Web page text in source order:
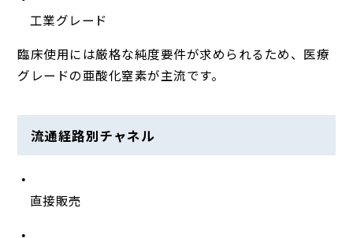
工業グレード
臨床使用には厳格な純度要件が求められるため、医療
グレードの亜酸化窒素が主流です。
流通経路別チャネル
直接販売